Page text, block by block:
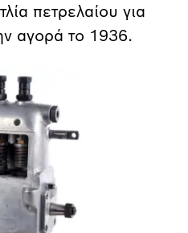
πετρελαίου για
αγορά το 1936.